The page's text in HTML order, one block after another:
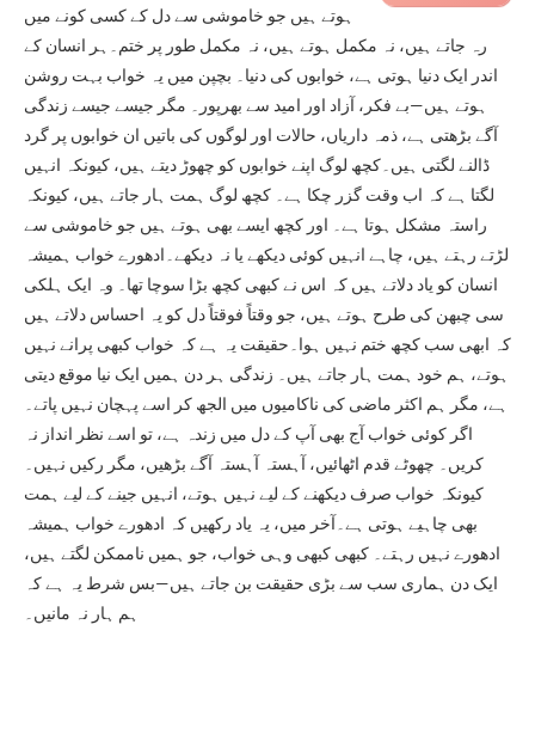
ہوتے ہیں جو خاموشی سے دل کے کسی کونے میں
رہ جاتے ہیں، نہ مکمل ہوتے ہیں، نہ مکمل طور پر ختم۔ہر انسان کے
اندر ایک دنیا ہوتی ہے، خوابوں کی دنیا۔ بچپن میں یہ خواب بہت روشن
ہوتے ہیں—بے فکر، آزاد اور امید سے بھرپور۔ مگر جیسے جیسے زندگی
آگے بڑھتی ہے، ذمہ داریاں، حالات اور لوگوں کی باتیں ان خوابوں پر گرد
ڈالنے لگتی ہیں۔کچھ لوگ اپنے خوابوں کو چھوڑ دیتے ہیں، کیونکہ انہیں
لگتا ہے کہ اب وقت گزر چکا ہے۔ کچھ لوگ ہمت ہار جاتے ہیں، کیونکہ
راستہ مشکل ہوتا ہے۔ اور کچھ ایسے بھی ہوتے ہیں جو خاموشی سے
لڑتے رہتے ہیں، چاہے انہیں کوئی دیکھے یا نہ دیکھے۔ادھورے خواب ہمیشہ
انسان کو یاد دلاتے ہیں کہ اس نے کبھی کچھ بڑا سوچا تھا۔ وہ ایک ہلکی
سی چبھن کی طرح ہوتے ہیں، جو وقتاً فوقتاً دل کو یہ احساس دلاتے ہیں
کہ ابھی سب کچھ ختم نہیں ہوا۔حقیقت یہ ہے کہ خواب کبھی پرانے نہیں
ہوتے، ہم خود ہمت ہار جاتے ہیں۔ زندگی ہر دن ہمیں ایک نیا موقع دیتی
ہے، مگر ہم اکثر ماضی کی ناکامیوں میں الجھ کر اسے پہچان نہیں پاتے۔
اگر کوئی خواب آج بھی آپ کے دل میں زندہ ہے، تو اسے نظر انداز نہ
کریں۔ چھوٹے قدم اٹھائیں، آہستہ آہستہ آگے بڑھیں، مگر رکیں نہیں۔
کیونکہ خواب صرف دیکھنے کے لیے نہیں ہوتے، انہیں جینے کے لیے ہمت
بھی چاہیے ہوتی ہے۔آخر میں، یہ یاد رکھیں کہ ادھورے خواب ہمیشہ
ادھورے نہیں رہتے۔ کبھی کبھی وہی خواب، جو ہمیں ناممکن لگتے ہیں،
ایک دن ہماری سب سے بڑی حقیقت بن جاتے ہیں—بس شرط یہ ہے کہ
ہم ہار نہ مانیں۔